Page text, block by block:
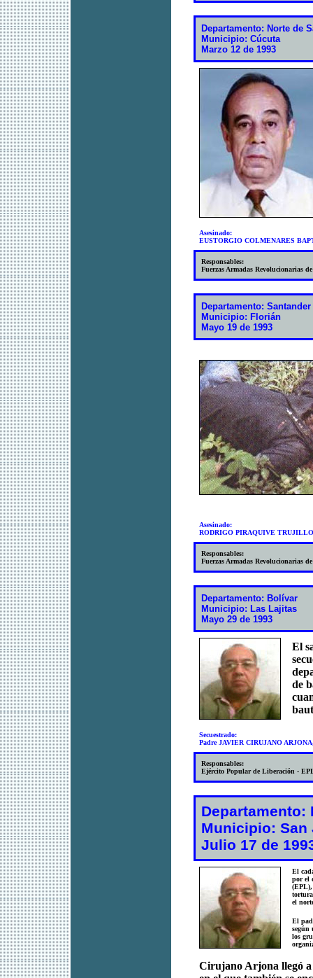
Departamento: Norte de
Municipio: Cúcuta
Marzo 12 de 1993
Asesinado:
EUSTORGIO COLMENARES
Responsables:
Fuerzas Armadas Revolucionarias
Departamento: Santander
Municipio: Florián
Mayo 19 de 1993
Asesinado:
RODRIGO PIRAQUIVE TRUJILLO
Responsables:
Fuerzas Armadas Revolucionarias
Departamento: Bolívar
Municipio: Las Lajitas
Mayo 29 de 1993
El
de
Secuestrado:
Padre JAVIER CIRUJANO
Responsables:
Ejército Popular de Liberación -
Departamento:
Municipio: San
Julio 17 de
El
por el
(EPL),
el
El
según
los
Cirujano Arjona llegó a